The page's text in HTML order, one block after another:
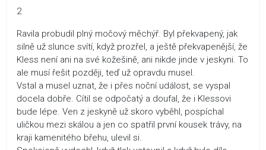
2
Ravila probudil plný močový měchýř. Byl překvapený, jak
silně už slunce svítí, když prozřel, a ještě překvapenější, že
Kless není ani na své kožešině, ani nikde jinde v jeskyni. To
ale musí řešit později, teď už opravdu musel.
Vstal a musel uznat, že i přes noční událost, se vyspal
docela dobře. Cítil se odpočatý a doufal, že i Klessovi
bude lépe. Ven z jeskyně už skoro vyběhl, pospíchal
uličkou mezi skálou a jen co spatřil první kousek trávy, na
kraji kamenitého břehu, ulevil si.